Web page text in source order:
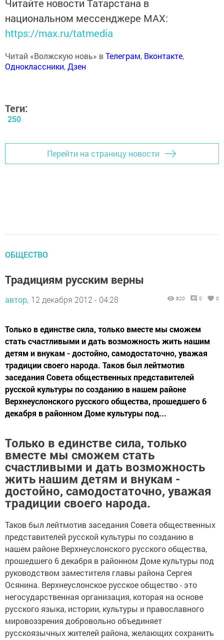
Читайте новости Татарстана в
национальном мессенджере MАХ:
https://max.ru/tatmedia
Читай «Волжскую новь» вТелеграм, Вконтакте,
Одноклассники,Дзен
Теги:
250
Перейти на страницу новости
ОБЩЕСТВО
Традициям русским верны
автор, 12 декабря 2012 - 04:28 820 0 0
Только в единстве сила, только вместе мы сможем
стать счастливыми и дать возможность жить нашим
детям и внукам - достойно, самодостаточно, уважая
традиции своего народа. Таков был лейтмотив
заседания Совета общественных представителей
русской культуры по созданию в нашем районе
Верхнеуслонского русского общества, прошедшего 6
декабря в районном Доме культуры под...
Только в единстве сила, только
вместе мы сможем стать
счастливыми и дать возможность
жить нашим детям и внукам -
достойно, самодостаточно, уважая
традиции своего народа.
Таков был лейтмотив заседания Совета общественных
представителей русской культуры по созданию в
нашем районе Верхнеуслонского русского общества,
прошедшего 6 декабря в районном Доме культуры под
руководством заместителя главы района Сергея
Осянина. Верхнеуслонское русское общество - это
негосударственная организация, которая на основе
русского языка, истории, культуры и православного
мировоззрения добровольно объединяет
русскоязычных жителей района, желающих сохранить